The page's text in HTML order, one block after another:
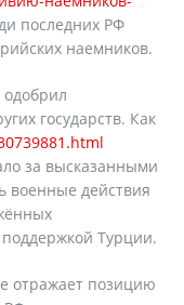
последних РФ
наемников.
одобрил
государств. Как
за высказанными
военные действия
Турции.
отражает позицию